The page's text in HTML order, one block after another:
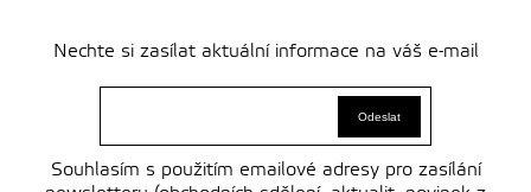
Nechte si zasílat aktuální informace na váš e-mail
Souhlasím s použitím emailové adresy pro zasílání